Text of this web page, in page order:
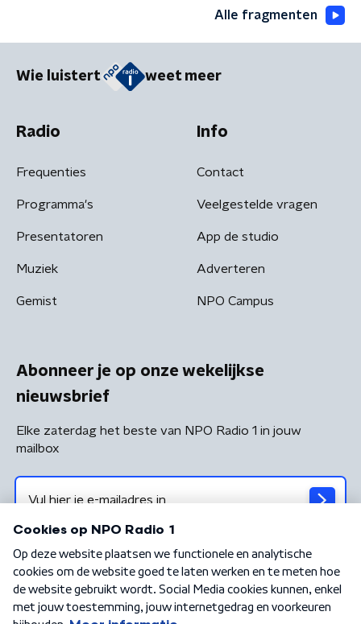
Alle fragmenten
Wie luistert weet meer
Radio
Frequenties
Programma's
Presentatoren
Muziek
Gemist
Info
Contact
Veelgestelde vragen
App de studio
Adverteren
NPO Campus
Abonneer je op onze wekelijkse
nieuwsbrief
Elke zaterdag het beste van NPO Radio 1 in jouw
mailbox
Algemene voorwaarden Privacybeleid